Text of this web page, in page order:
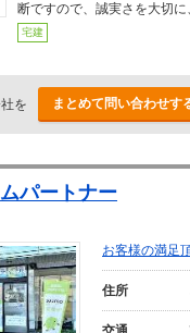
断ですので、誠実さを大切
宅建
を まとめて問い合わせす
パートナー
お客様の満足
住所